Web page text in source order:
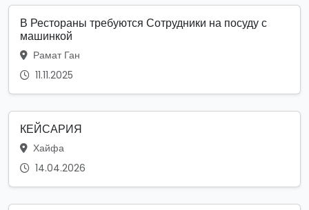
В Рестораны требуются Сотрудники на посуду с
машинкой
Рамат Ган
11.11.2025
КЕЙСАРИЯ
Хайфа
14.04.2026